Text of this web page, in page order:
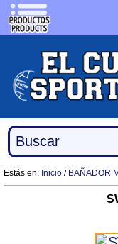
Estás en: Inicio / BAÑADOR